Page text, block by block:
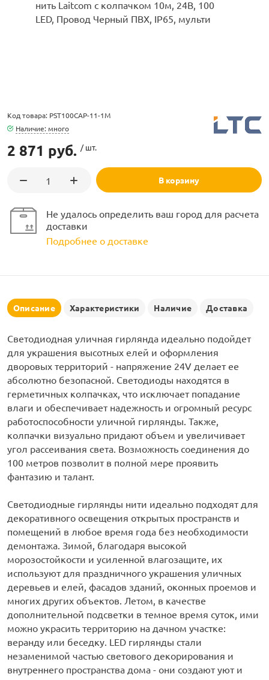
Код товара: PST100CAP-11-1M
Наличие: много
2 871 руб. / шт.
В корзину
Не удалось определить ваш город для расчета
доставки
Подробнее о доставке
Описание Характеристики Наличие Доставка
Светодиодная уличная гирлянда идеально подойдет
для украшения высотных елей и оформления
дворовых территорий - напряжение 24V делает ее
абсолютно безопасной. Светодиоды находятся в
герметичных колпачках, что исключает попадание
влаги и обеспечивает надежность и огромный ресурс
работоспособности уличной гирлянды. Также,
колпачки визуально придают объем и увеличивает
угол рассеивания света. Возможность соединения до
100 метров позволит в полной мере проявить
фантазию и талант.
Светодиодные гирлянды нити идеально подходят для
декоративного освещения открытых пространств и
помещений в любое время года без необходимости
демонтажа. Зимой, благодаря высокой
морозостойкости и усиленной влагозащите, их
используют для праздничного украшения уличных
деревьев и елей, фасадов зданий, оконных проемов и
многих других объектов. Летом, в качестве
дополнительной подсветки в темное время суток, ими
можно украсить территорию на дачном участке:
веранду или беседку. LED гирлянды стали
незаменимой частью светового декорирования и
внутреннего пространства дома - они создают уют и